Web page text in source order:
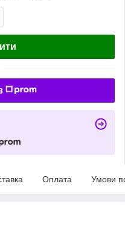
Оплата Умови